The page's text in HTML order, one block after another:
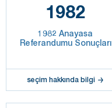
1982
1982 Anayasa
Referandumu Sonuçları
seçim hakkında bilgi